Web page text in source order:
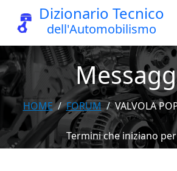
Dizionario Tecnico
dell'Automobilismo
HOME FORUM VALVOLA
Termini che iniziano per